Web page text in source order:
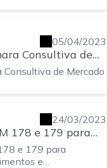
05/04/2023
Consultiva de
Consultiva de Mercado
24/03/2023
178 e 179 para
e
e 179 para
e